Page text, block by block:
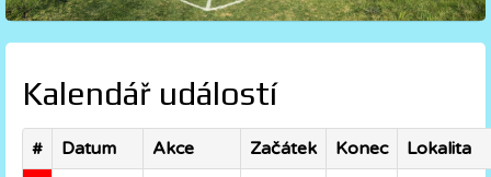
Kalendář událostí
# Datum Akce Začátek Konec
Lokalita